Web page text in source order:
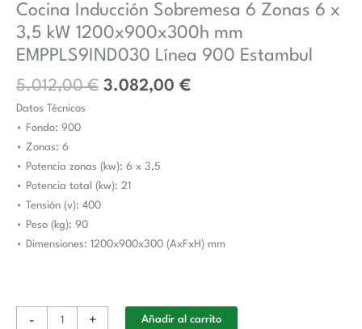
Cocina Inducción Sobremesa 6 Zonas 6 x
3,5 kW 1200x900x300h mm
EMPPLS9IND030 Línea 900 Estambul
5.012,00€
5.012,00 €.
3.082,00 €
3.082,00 €.
Datos Técnicos
• Fondo: 900
• Zonas: 6
• Potencia zonas (kw): 6 x 3,5
• Potencia total (kw): 21
• Tensión (v): 400
• Peso (kg): 90
• Dimensiones: 1200x900x300 (AxFxH) mm
-
Zonas
6
x
kW
1200x900x300h
mm
EMPPLS9IND030
Línea
900
Estambul
cantidad
+ Añadir al carrito